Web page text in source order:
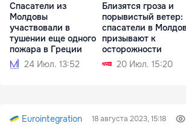
Спасатели из
Молдовы
участвовали в
тушении еще одного
пожара в Греции
24 Июл. 13:52
Близятся гроза и
порывистый ветер:
спасатели в
призывают к
осторожности
20 Июл. 15:20
Eurointegration 18 августа 2023, 15:18